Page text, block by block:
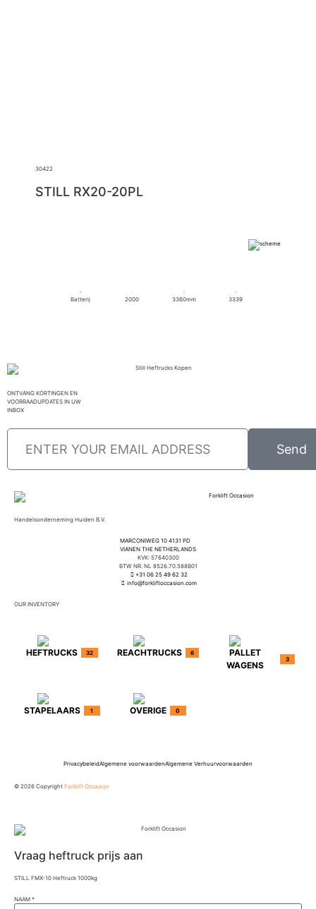
30422
STILL RX20-20PL
Batterij 2000 3360mm 3339
ONTVANG KORTINGEN EN
VOORRAADUPDATES IN UW
INBOX
Send
Handelsonderneming Huiden B.V.
MARCONIWEG 10 4131 PD
VIANEN THE NETHERLANDS
KVK: 57640300
BTW NR. NL 8526.70.588B01
+31 06 25 49 62 32
info@forkliftoccasion.com
OUR INVENTORY
HEFTRUCKS 32 REACHTRUCKS 6
PALLET
WAGENS
3
STAPELAARS 1 OVERIGE 0
PrivacybeleidAlgemene voorwaardenAlgemene Verhuurvoorwaarden
© 2026 Copyright Forklift Occasion
Vraag heftruck prijs aan
STILL FMX-10 Heftruck 1000kg
NAAM *